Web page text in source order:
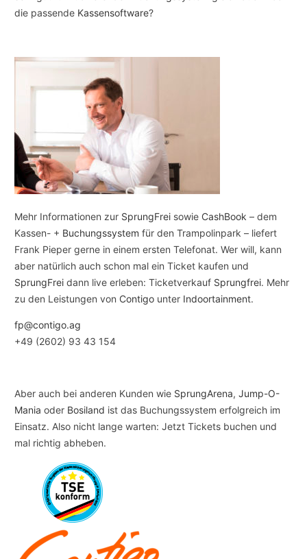
die passende Kassensoftware?
Mehr Informationen zur SprungFrei sowie CashBook – dem
Kassen- + Buchungssystem für den Trampolinpark – liefert
Frank Pieper gerne in einem ersten Telefonat. Wer will, kann
aber natürlich auch schon mal ein Ticket kaufen und
SprungFrei dann live erleben: Ticketverkauf Sprungfrei. Mehr
zu den Leistungen von Contigo unter Indoortainment.
fp@contigo.ag
+49 (2602) 93 43 154
Aber auch bei anderen Kunden wie SprungArena, Jump-O-
Mania oder Bosiland ist das Buchungssystem erfolgreich im
Einsatz. Also nicht lange warten: Jetzt Tickets buchen und
mal richtig abheben.